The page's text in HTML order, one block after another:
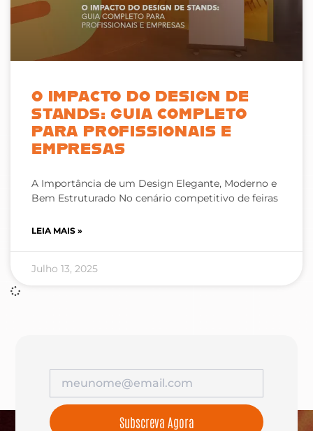
O IMPACTO DO DESIGN DE
STANDS: GUIA COMPLETO
PARA PROFISSIONAIS E
EMPRESAS
A Importância de um Design Elegante, Moderno e
Bem Estruturado No cenário competitivo de feiras
LEIA MAIS »
Julho 13, 2025
Subscreva Agora